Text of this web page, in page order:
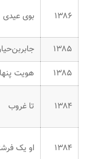
۱۳۸۶ بوی عیدی
۱۳۸۵
۱۳۸۵
هویت
۱۳۸۴ تا غروب
۱۳۸۴ او یک